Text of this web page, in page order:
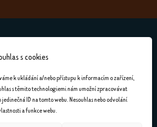
s cookies
k ukládání a/nebo přístupu k informacím o zařízení,
s těmito technologiemi nám umožní zpracovávat
ID na tomto webu. Nesouhlas nebo odvolání
a funkce webu.